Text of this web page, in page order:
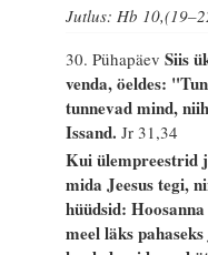
Jutlus: Hb
30. PühapäevSiis
venda, öeldes:
tunnevad mind,
Issand.Jr 31,34
Kui ülempreestrid
mida Jeesus tegi,
hüüdsid:
meel läks